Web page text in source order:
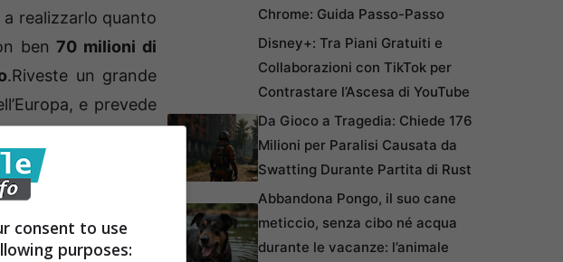
realizzarlo quanto
ben 70 milioni di
.Riveste un grande
e prevede
Chrome: Guida Passo-Passo
Disney+: Tra Piani Gratuiti e
Collaborazioni con TikTok per
Contrastare l’Ascesa di YouTube
Da Gioco a Tragedia: Chiede 176
Milioni per Paralisi Causata da
Swatting Durante Partita di Rust
Abbandona Pongo, il suo cane
meticcio, senza cibo né acqua
durante le vacanze: l’animale
consent to use
purposes: